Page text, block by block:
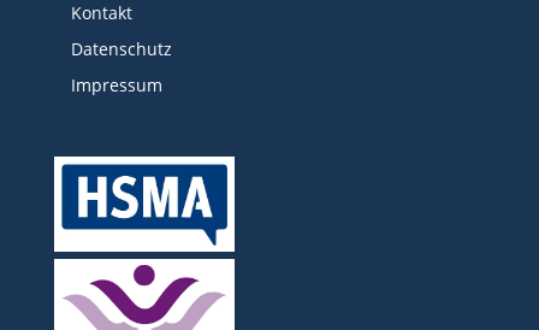
Kontakt
Datenschutz
Impressum